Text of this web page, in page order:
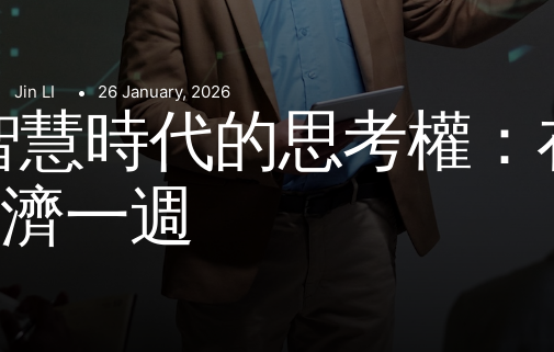
Jin LI 26 January, 2026
慧時代的思考權
一週